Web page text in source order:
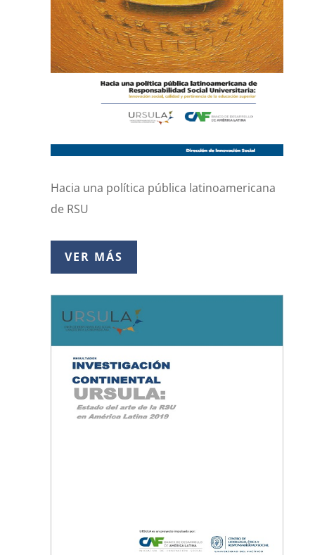
Hacia una política pública latinoamericana
de RSU
VER MÁS